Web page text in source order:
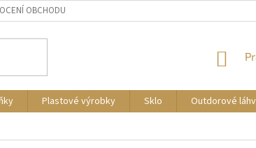
OBCHODU
Plastové výrobky Sklo Outdorové